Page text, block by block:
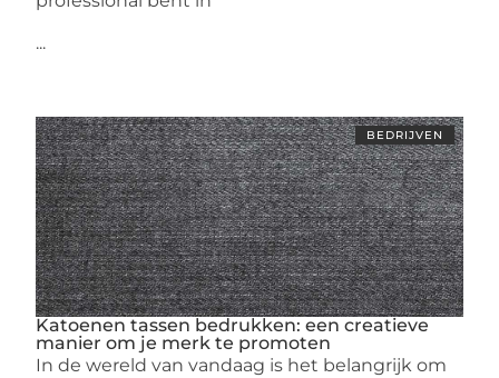
...
BEDRIJVEN
Katoenen tassen bedrukken: een creatieve
manier om je merk te promoten
In de wereld van vandaag is het belangrijk om